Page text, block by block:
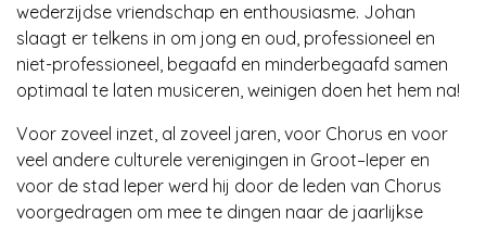
wederzijdse vriendschap en enthousiasme. Johan
slaagt er telkens in om jong en oud, professioneel en
niet-professioneel, begaafd en minderbegaafd samen
optimaal te laten musiceren, weinigen doen het hem na!
Voor zoveel inzet, al zoveel jaren, voor Chorus en voor
veel andere culturele verenigingen in Groot–Ieper en
voor de stad Ieper werd hij door de leden van Chorus
voorgedragen om mee te dingen naar de jaarlijkse